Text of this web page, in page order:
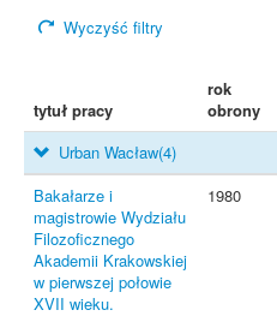
Wyczyść filtry
tytuł pracy
rok
obrony
Urban Wacław(4)
Bakałarze i
magistrowie Wydziału
Filozoficznego
Akademii Krakowskiej
w pierwszej połowie
XVII wieku.
1980